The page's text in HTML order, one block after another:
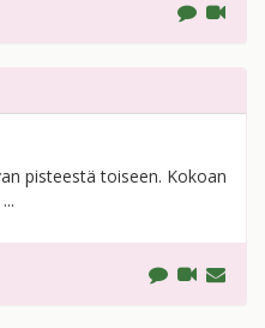
pisteestä toiseen. Kokoan